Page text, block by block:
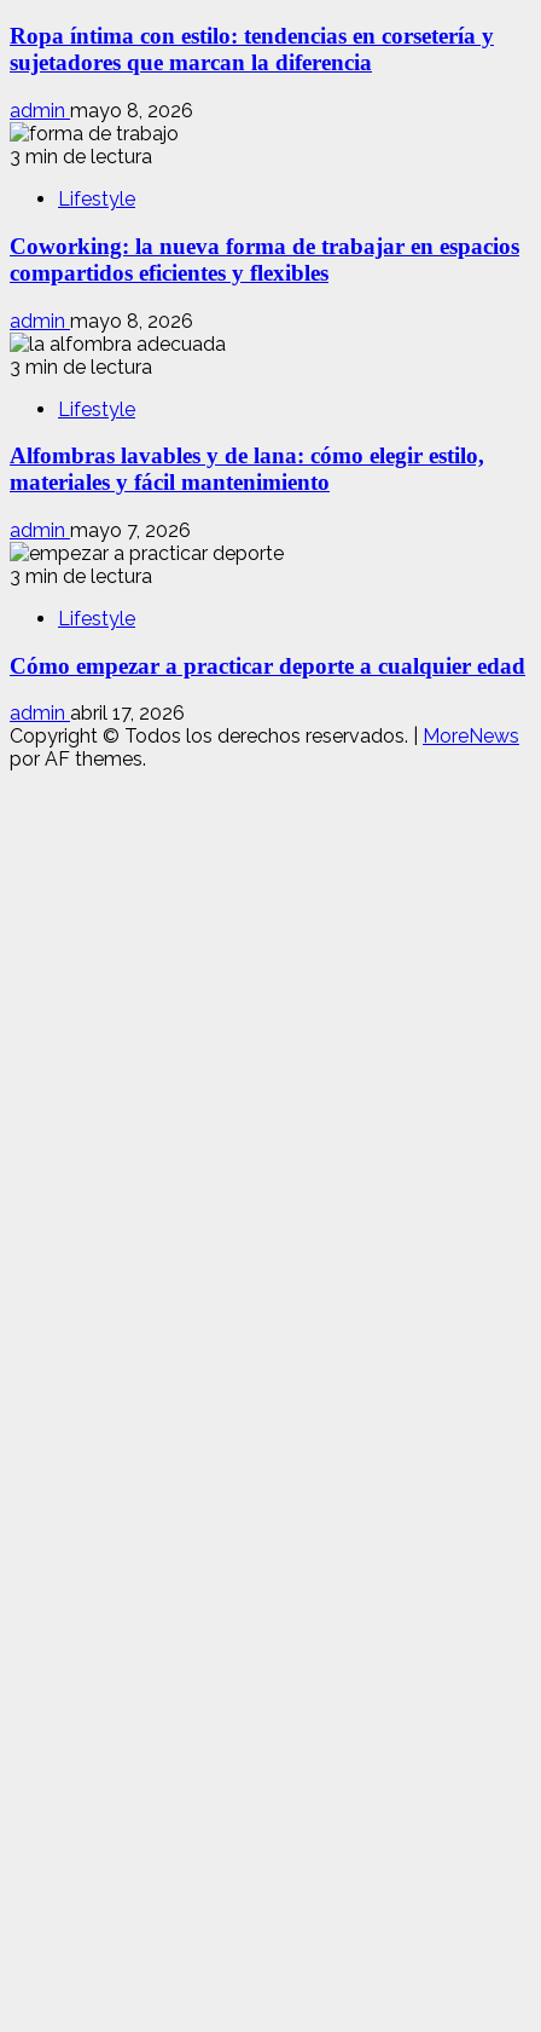
Ropa íntima con estilo: tendencias en corsetería y
sujetadores que marcan la diferencia
admin mayo 8, 2026
3 min de lectura
Lifestyle
Coworking: la nueva forma de trabajar en espacios
compartidos eficientes y flexibles
admin mayo 8, 2026
3 min de lectura
Lifestyle
Alfombras lavables y de lana: cómo elegir estilo,
materiales y fácil mantenimiento
admin mayo 7, 2026
3 min de lectura
Lifestyle
Cómo empezar a practicar deporte a cualquier edad
admin abril 17, 2026
Copyright © Todos los derechos reservados.
MoreNews
por AF themes.